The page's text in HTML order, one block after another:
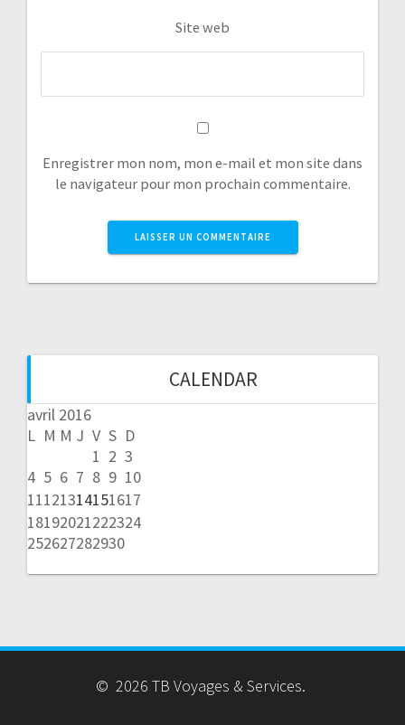
Site web
Enregistrer mon nom, mon e-mail et mon site dans
le navigateur pour mon prochain commentaire.
CALENDAR
avril 2016
L M M J V S D
1 2 3
4 5 6 7 8 9 10
11121314151617
18192021222324
252627282930
© 2026 TB Voyages & Services.